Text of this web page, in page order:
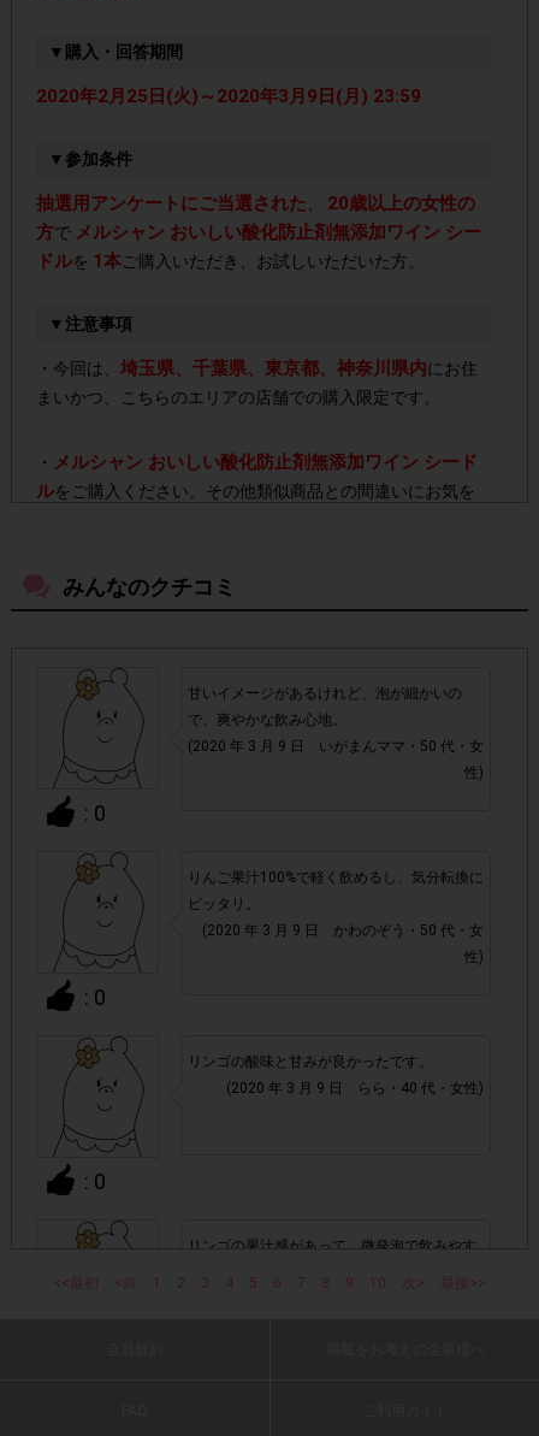
▼購入・回答期間
2020年2月25日(火)～2020年3月9日(月) 23:59
▼参加条件
抽選用アンケートにご当選された
20歳以上の女性の
方で メルシャン おいしい酸化防止剤無添加ワイン シー
ドルを 1本ご購入いただき、お試しいただいた方。
▼注意事項
・今回は、 埼玉県、千葉県、東京都、神奈川県内にお住
まいかつ、こちらのエリアの店舗での購入限定です。
・ メルシャン おいしい酸化防止剤無添加ワイン シード
ルをご購入ください。その他類似商品との間違いにお気を
・よく売っているお店以外でもご購入いただけます。
ださい。
・参加(申し込み)を回答前にしていただければ、募集人数が
上限に達しても、掲載期間内のアンケート回答が可能です。
回の参加とさせていただいております。
・悪質な投稿があった場合、アカウントを停止させていた
だくこともあります。
て、機種によってはアンケートに回答できない場合がござい
ます。
▼ポイント付与対象外
・上記参加条件(対象商品・回答期間・指定購入数)以外
でのご参加
・ECサイトやネットスーパーでのご購入
みんなのクチコミ
: 0
甘いイメージがあるけれど、泡が細かいの
で、爽やかな飲み心地。
(2020 年 3 月 9 日 いがまんママ・50 代・女
性)
: 0
りんご果汁100%で軽く飲めるし、気分転換に
ピッタリ。
(2020 年 3 月 9 日 かわのぞう・50 代・女
性)
: 0
リンゴの酸味と甘みが良かったです。
(2020 年 3 月 9 日 らら・40 代・女性)
リンゴの果汁感があって、微発泡で飲みやす
<<最初 <前 1 3 4 5 6 7 8 9 10 次> 最後>>